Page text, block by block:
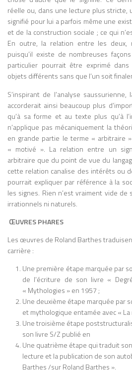
réelle ou, dans une lecture plus stricte,
signifié pour lui a parfois même une
et de la construction sociale ; ce qui
En outre, la relation entre les deux,
puisqu’il existe de nombreuses
particulier pourrait être exprimé
objets différents sans que l’un soit
S’inspirant de l’analyse
accorderait ainsi beaucoup plus
qu’à sa forme et au texte plus qu’à
n’applique pas mécaniquement la
en grande partie le terme « arbitraire
« motivé ». La relation entre un
arbitraire que du point de vue du
cette relation canalise des intérêts ou
pourrait expliquer par référence à la
les signes. Rien n’est vraiment vide
irrationnels ni naturels.
ŒUVRES PHARES
Les œuvres de Roland Barthes
carrière :
Une première étape marquée par
de l’écriture de son livre «
« Mythologies » en 1957 ;
Une deuxième étape marquée par
et mythologique entamée avec «
Une troisième étape
son livre S/Z publié en
Une quatrième étape qui traduit
lecture et la publication de son
Barthes /sur Roland Barthes ».
caractérisées
directe et la
régies par
simultanée
Gutenberg
concepts
le médium
le contenu
culture et la
illustre de
technologie
durablement
préparant le
ultérieures
et le « village
Galaxie
visionnaire
leur influence
aujourd’hui
dont voici un
centrale de
Thème
Mechanical
Man 1951
Les médias
perceptions
sociétés
médias
modernes sur